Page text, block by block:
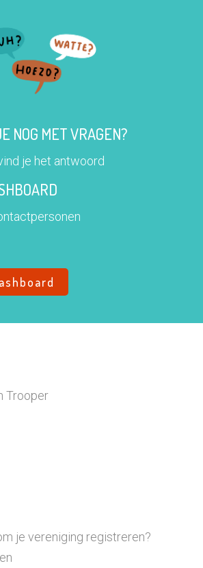
NOG MET VRAGEN?
je het antwoord
Trooper
je vereniging registreren?